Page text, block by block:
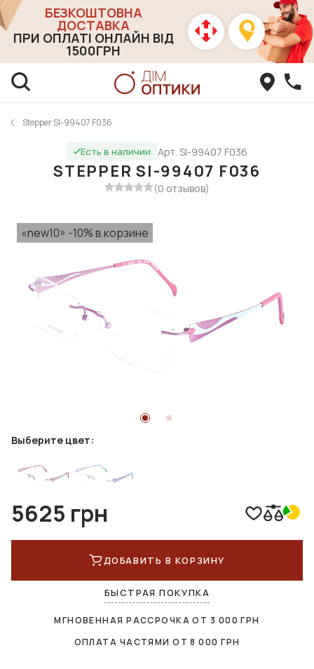
БЕЗКОШТОВНА
ДОСТАВКА
ПРИ ОПЛАТІ ОНЛАЙН ВІД
1500ГРН
Stepper SI-99407 F036
Есть в наличии Арт. SI-99407 F036
STEPPER SI-99407 F036
(0 отзывов)
«new10» -10% в корзине
Выберите цвет:
5625 грн
ДОБАВИТЬ В КОРЗИНУ
БЫСТРАЯ ПОКУПКА
МГНОВЕННАЯ РАССРОЧКА ОТ 3 000 ГРН
ОПЛАТА ЧАСТЯМИ ОТ8 000 ГРН